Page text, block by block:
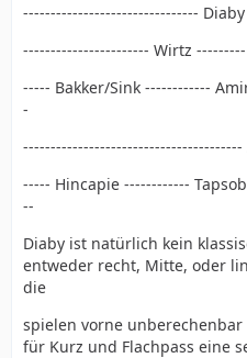
--------------------------------
----------------------- Wirtz
----- Bakker/Sink ------------
-
----- Hincapie ------------
--
Diaby ist natürlich kein
entweder recht, Mitte, oder
die
spielen vorne
für Kurz und Flachpass eine